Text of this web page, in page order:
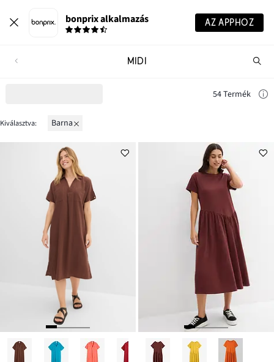
bonprix alkalmazás AZ APPHOZ
MIDI
54 Termék
Kiválasztva: barna